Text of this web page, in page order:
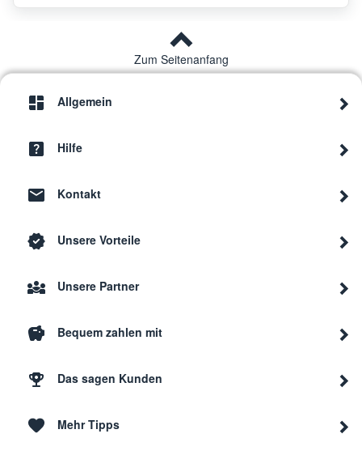
WDL754PUK
Bauknecht
Bauknecht
Bauknecht
Zum Seitenanfang
Allgemein
Hilfe
Kontakt
Unsere Vorteile
Unsere Partner
Bequem zahlen mit
Das sagen Kunden
Mehr Tipps